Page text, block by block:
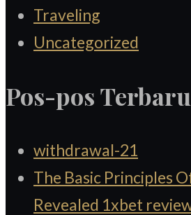
Traveling
Uncategorized
Pos-pos Terbaru
withdrawal-21
The Basic Principles
Revealed 1xbet